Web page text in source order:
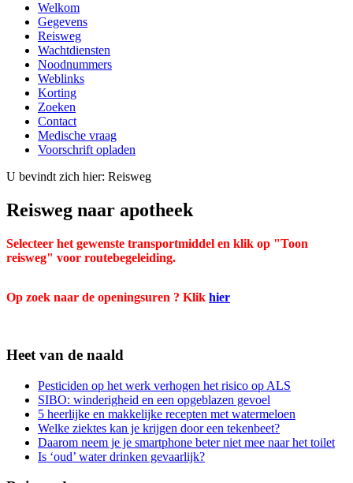
Welkom
Gegevens
Reisweg
Wachtdiensten
Noodnummers
Weblinks
Korting
Zoeken
Contact
Medische vraag
Voorschrift opladen
U bevindt zich hier: Reisweg
Reisweg naar apotheek
Selecteer het gewenste transportmiddel en klik op "Toon
reisweg" voor routebegeleiding.
Op zoek naar de openingsuren ? Klik hier
Heet van de naald
Pesticiden op het werk verhogen het risico op ALS
SIBO: winderigheid en een opgeblazen gevoel
5 heerlijke en makkelijke recepten met watermeloen
Welke ziektes kan je krijgen door een tekenbeet?
Daarom neem je je smartphone beter niet mee naar het toilet
Is ‘oud’ water drinken gevaarlijk?